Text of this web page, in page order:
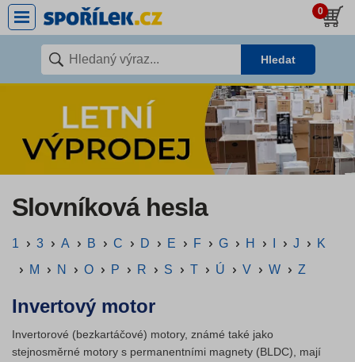
0
Hledat
Slovníková hesla
1 3 A B C D E F G H J
K
M
N O P R S T Ú V W Z
Invertový motor
Invertorové (bezkartáčové) motory, známé také jako
stejnosměrné motory s permanentními magnety (BLDC), mají